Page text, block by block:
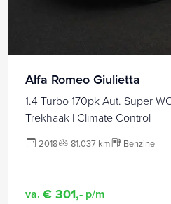
Alfa Romeo Giulietta
1.4 Turbo 170pk Aut. Super
Trekhaak | Climate Control
2018 81.037 km Benzine
va. € 301,- p/m